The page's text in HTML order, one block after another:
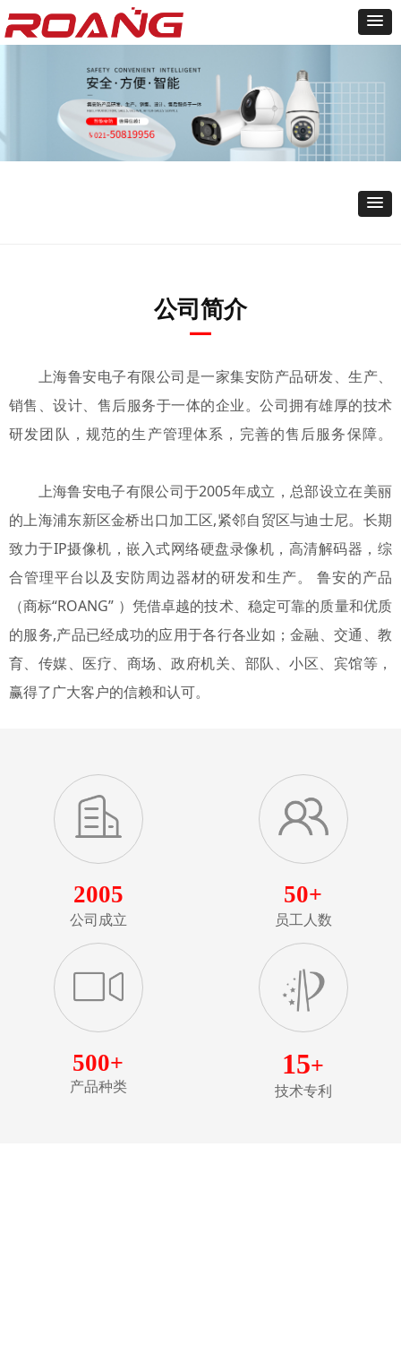
上海鲁安电子有限公司是一家集安防产品研发、生产、
销售、设计、售后服务于一体的企业。公司拥有雄厚的技术
研发团队，规范的生产管理体系，完善的售后服务保障。
上海鲁安电子有限公司于2005年成立，总部设立在美丽
的上海浦东新区金桥出口加工区,紧邻自贸区与迪士尼。长期
致力于IP摄像机，嵌入式网络硬盘录像机，高清解码器，综
合管理平台以及安防周边器材的研发和生产。 鲁安的产品
（商标“ROANG” ）凭借卓越的技术、稳定可靠的质量和优质
的服务,产品已经成功的应用于各行各业如；金融、交通、教
育、传媒、医疗、商场、政府机关、部队、小区、宾馆等，
赢得了广大客户的信赖和认可。
公司简介
—
2005
公司成立
50+
员工人数
500+
产品种类
15+
技术专利